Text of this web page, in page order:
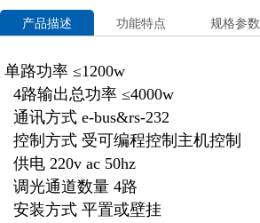
产品描述 功能特点 规格参数
单路功率 ≤1200w
4路输出总功率 ≤4000w
通讯方式 e-bus&rs-232
控制方式 受可编程控制主机控制
供电 220v ac 50hz
调光通道数量 4路
安装方式 平置或壁挂